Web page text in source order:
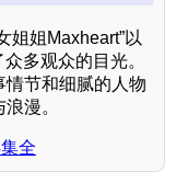
姐姐Maxheart”以
多观众的目光。
节和细腻的人物
漫。
全